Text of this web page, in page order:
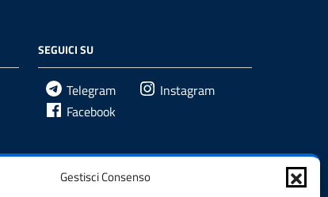
Gestisci Consenso
SEGUICI SU
Telegram
Instagram
Facebook